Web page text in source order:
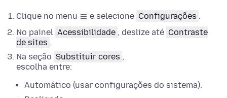
Clique no menu e selecione Configurações .
No painel Acessibilidade , deslize até Contraste
de sites .
Na seção Substituir cores ,
escolha entre:
Automático (usar configurações do sistema).